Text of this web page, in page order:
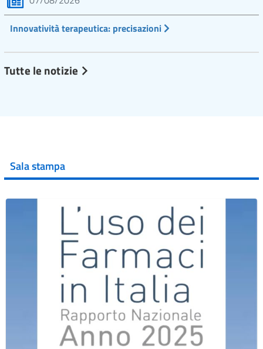
Innovatività terapeutica: precisazioni
Tutte le notizie
Sala stampa